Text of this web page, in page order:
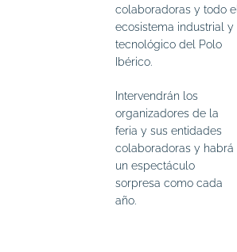
colaboradoras y todo el
ecosistema industrial y
tecnológico del Polo
Ibérico.
Intervendrán los
organizadores de la
feria y sus entidades
colaboradoras y habrá
un espectáculo
sorpresa como cada
año.